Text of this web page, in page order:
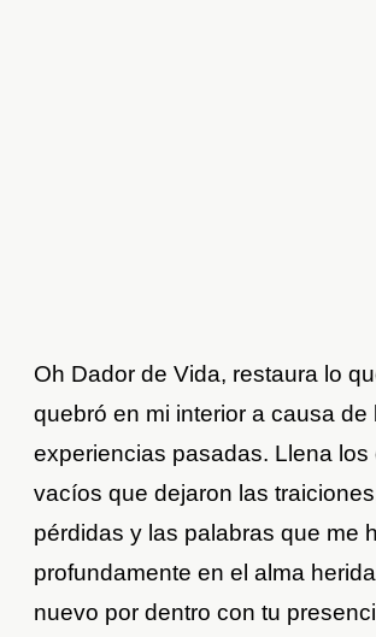
Oh Dador de Vida, restaura lo
quebró en mi interior a causa de
experiencias pasadas. Llena los
vacíos que dejaron las
pérdidas y las palabras que me
profundamente en el alma
nuevo por dentro con tu